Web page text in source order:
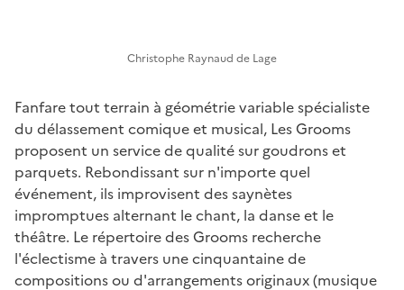
Christophe Raynaud de Lage
Fanfare tout terrain à géométrie variable spécialiste
du délassement comique et musical, Les Grooms
proposent un service de qualité sur goudrons et
parquets. Rebondissant sur n'importe quel
événement, ils improvisent des saynètes
impromptues alternant le chant, la danse et le
théâtre. Le répertoire des Grooms recherche
l'éclectisme à travers une cinquantaine de
compositions ou d'arrangements originaux (musique